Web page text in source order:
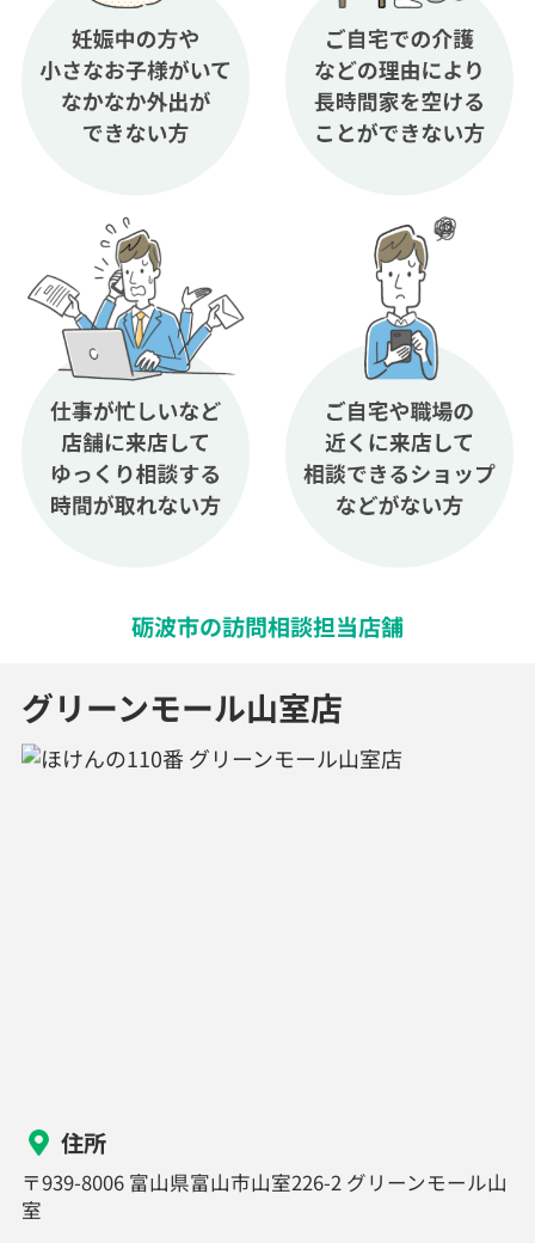
砺波市の訪問相談担当店舗
グリーンモール山室店
住所
〒939-8006 富山県富山市山室226-2 グリーンモール山
室